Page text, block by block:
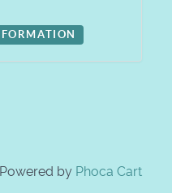
Powered by Phoca Cart